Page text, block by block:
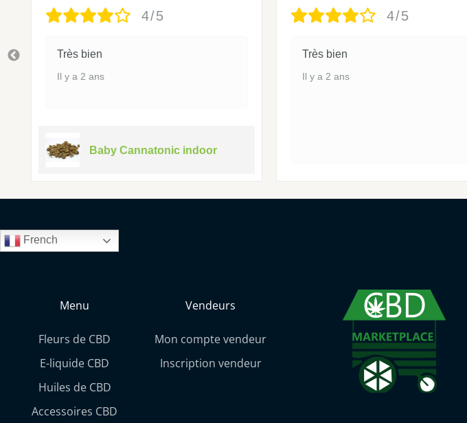
4/5
Très bien
Il y a 2 ans
Baby Cannatonic indoor
4/5
Très bien
Il y a 2 ans
French
Menu
Fleurs de CBD
E-liquide CBD
Huiles de CBD
Accessoires CBD
Vendeurs
Mon compte vendeur
Inscription vendeur